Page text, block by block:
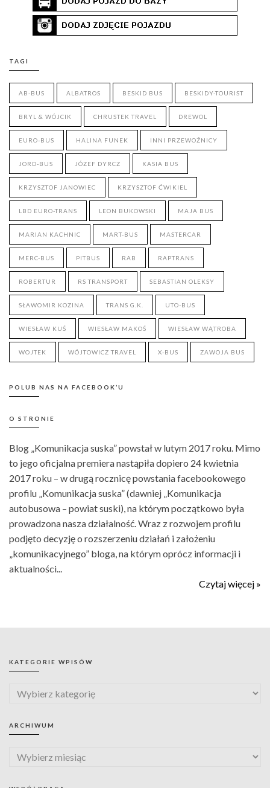
TAGI
AB-BUS ALBATROS BESKID BUS BESKIDY-TOURIST
BRYL & WÓJCIK CHRUSTEK TRAVEL DREWOL
EURO-BUS HALINA FUNEK INNI PRZEWOŹNICY
JORD-BUS JÓZEF DYRCZ KASIA BUS
KRZYSZTOF JANOWIEC KRZYSZTOF ĆWIKIEL
LBD EURO-TRANS LEON BUKOWSKI MAJA BUS
MARIAN KACHNIC MART-BUS MASTERCAR
MERC-BUS PITBUS RAB RAPTRANS
ROBERTUR RS TRANSPORT SEBASTIAN OLEKSY
SŁAWOMIR KOZINA TRANS G.K. UTO-BUS
WIESŁAW KUŚ WIESŁAW MAKOŚ WIESŁAW WĄTROBA
WOJTEK WÓJTOWICZ TRAVEL X-BUS ZAWOJA BUS
POLUB NAS NA FACEBOOK’U
O STRONIE
Blog „Komunikacja suska” powstał w lutym 2017 roku. Mimo
to jego oficjalna premiera nastąpiła dopiero 24 kwietnia
2017 roku – w drugą rocznicę powstania facebookowego
profilu „Komunikacja suska” (dawniej „Komunikacja
autobusowa – powiat suski), na którym początkowo była
prowadzona nasza działalność. Wraz z rozwojem profilu
podjęto decyzję o rozszerzeniu działań i założeniu
„komunikacyjnego” bloga, na którym oprócz informacji i
aktualności...
Czytaj więcej »
KATEGORIE WPISÓW
ARCHIWUM